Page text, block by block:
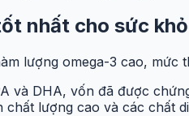
nhất cho sức
lượng omega-3 cao,
và DHA, vốn đã được
lượng cao và các chất